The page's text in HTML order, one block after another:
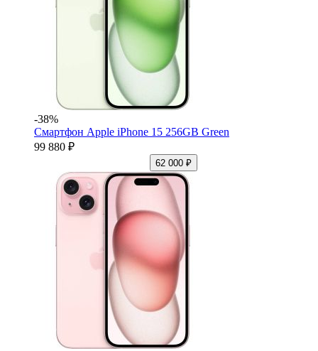
-38%
Смартфон Apple iPhone 15 256GB Green
99 880 ₽
62 000 ₽